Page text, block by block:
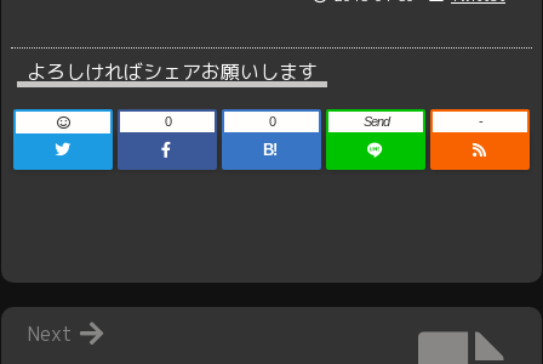
よろしければシェアお願いします
0
B!
0 Send -
Next